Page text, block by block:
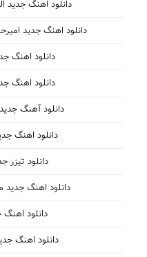
دانلود اهنگ جدید
دانلود اهنگ جدید
دانلود اهنگ
دانلود اهنگ
دانلود آهنگ
دانلود اهنگ
دانلود
دانلود اهنگ جدید
دانلود اهنگ
دانلود اهنگ